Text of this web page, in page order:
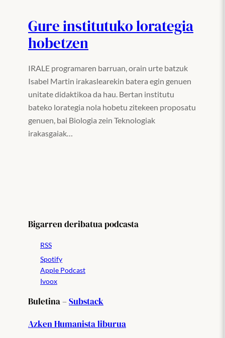
Gure institutuko lorategia
hobetzen
IRALE programaren barruan, orain urte batzuk
Isabel Martin irakaslearekin batera egin genuen
unitate didaktikoa da hau. Bertan institutu
bateko lorategia nola hobetu zitekeen proposatu
genuen, bai Biologia zein Teknologiak
irakasgaiak…
Bigarren deribatua podcasta
RSS
Spotify
Apple Podcast
Ivoox
Buletina –Substack
Azken Humanista liburua